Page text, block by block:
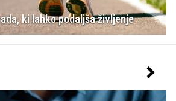
ki lahko podaljša življenje